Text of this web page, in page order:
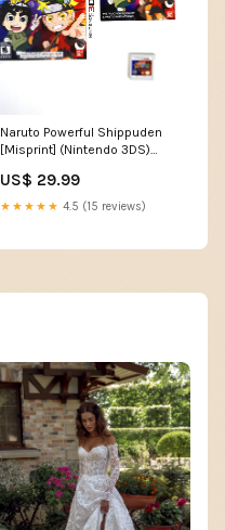
Naruto Powerful Shippuden
[Misprint] (Nintendo 3DS)
Avec usure
US$ 29.99
★★★★★ 4.5 (15 reviews)